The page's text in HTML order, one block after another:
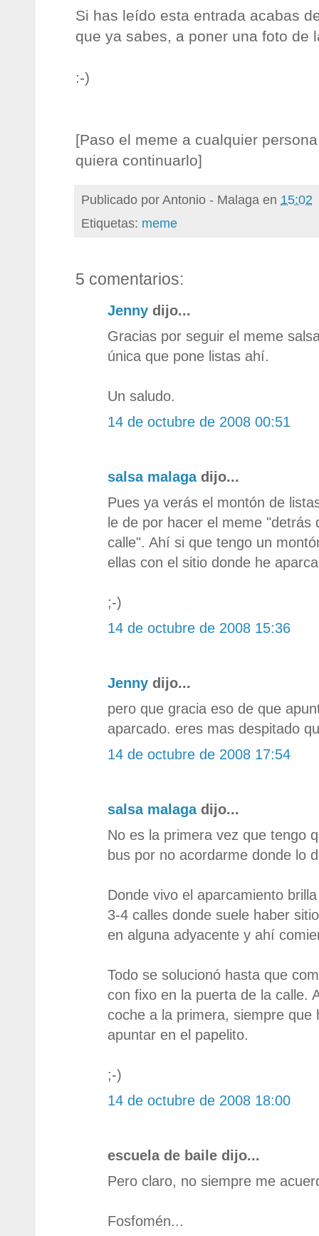
Si has leído esta entrada acabas
que ya sabes, a poner una foto de
:-)
[Paso el meme a cualquier
quiera continuarlo]
Publicado porAntonio - Malaga en 15:02
Etiquetas: meme
5 comentarios:
Jenny dijo...
Gracias por seguir el meme
única que pone listas ahí.
Un saludo.
14 de octubre de 2008 00:51
salsa malagadijo...
Pues ya verás el montón de
le de por hacer el meme "detrás
calle". Ahí si que tengo un
ellas con el sitio donde he
;-)
14 de octubre de 2008 15:36
Jenny dijo...
pero que gracia eso de que
aparcado. eres mas despitado
14 de octubre de 2008 17:54
salsa malagadijo...
No es la primera vez que tengo
bus por no acordarme donde lo
Donde vivo el aparcamiento
3-4 calles donde suele haber
en alguna adyacente y ahí
Todo se solucionó hasta que
con fixo en la puerta de la calle.
coche a la primera, siempre que
apuntar en el papelito.
;-)
14 de octubre de 2008 18:00
escuela de baile dijo...
Pero claro, no siempre me
Fosfomén...